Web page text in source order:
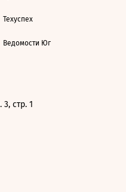
Техуспех
Ведомости Юг
стр. 1